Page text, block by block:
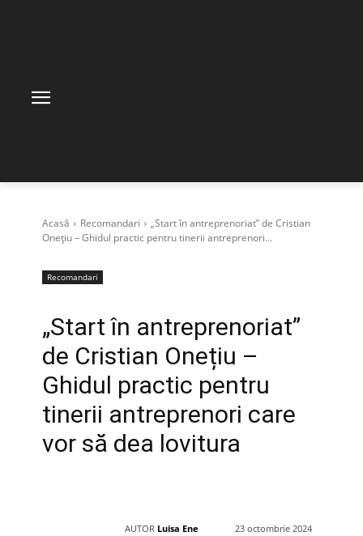
Acasă Recomandari
„Start în antreprenoriat” de Cristian
Onețiu – Ghidul practic pentru tinerii antreprenori...
Recomandari
„Start în antreprenoriat”
de Cristian Onețiu –
Ghidul practic pentru
tinerii antreprenori care
vor să dea lovitura
AUTOR Luisa Ene 23 octombrie 2024